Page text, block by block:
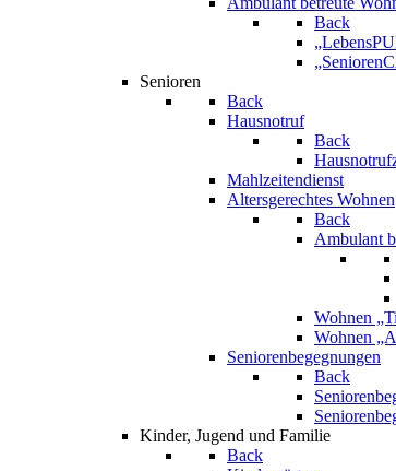
Back
Senioren
Back
Hausnotruf
Back
Mahlzeitendienst
Altersgerechtes Wohnen
Back
Ambulant
Wohnen
Wohnen
Seniorenbegegnungen
Back
Kinder, Jugend und Familie
Back